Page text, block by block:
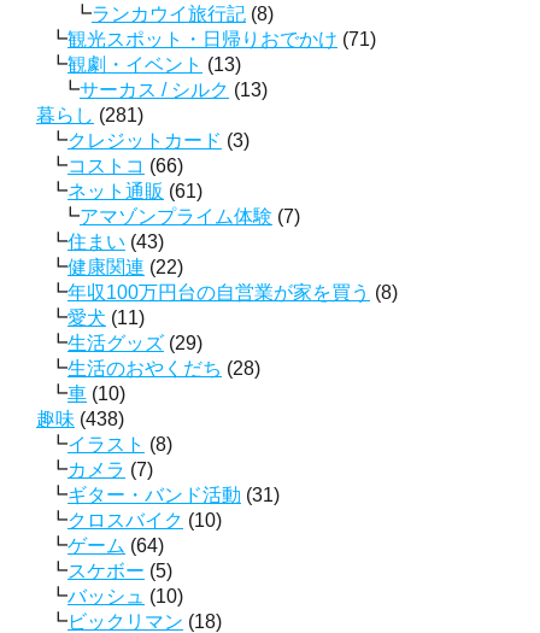
ランカウイ旅行記 (8)
観光スポット・日帰りおでかけ (71)
観劇・イベント (13)
サーカス / シルク (13)
暮らし (281)
クレジットカード (3)
コストコ (66)
ネット通販 (61)
アマゾンプライム体験 (7)
住まい (43)
健康関連 (22)
年収100万円台の自営業が家を買う (8)
愛犬 (11)
生活グッズ (29)
生活のおやくだち (28)
車 (10)
趣味 (438)
イラスト (8)
カメラ (7)
ギター・バンド活動 (31)
クロスバイク (10)
ゲーム (64)
スケボー (5)
バッシュ (10)
ビックリマン (18)